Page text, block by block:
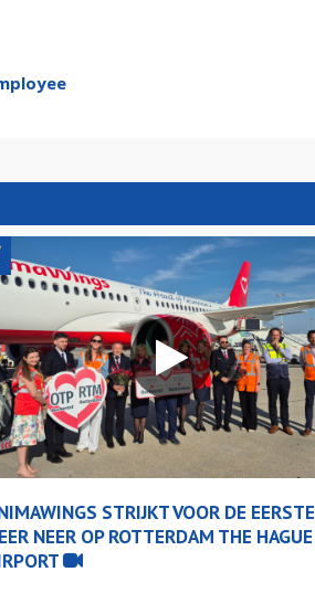
STRIJKT VOOR DE EERSTE
NEER OP ROTTERDAM THE HAGUE